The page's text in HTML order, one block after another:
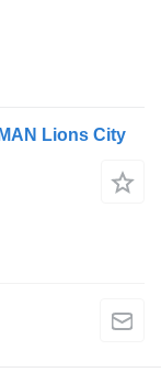
Lions City